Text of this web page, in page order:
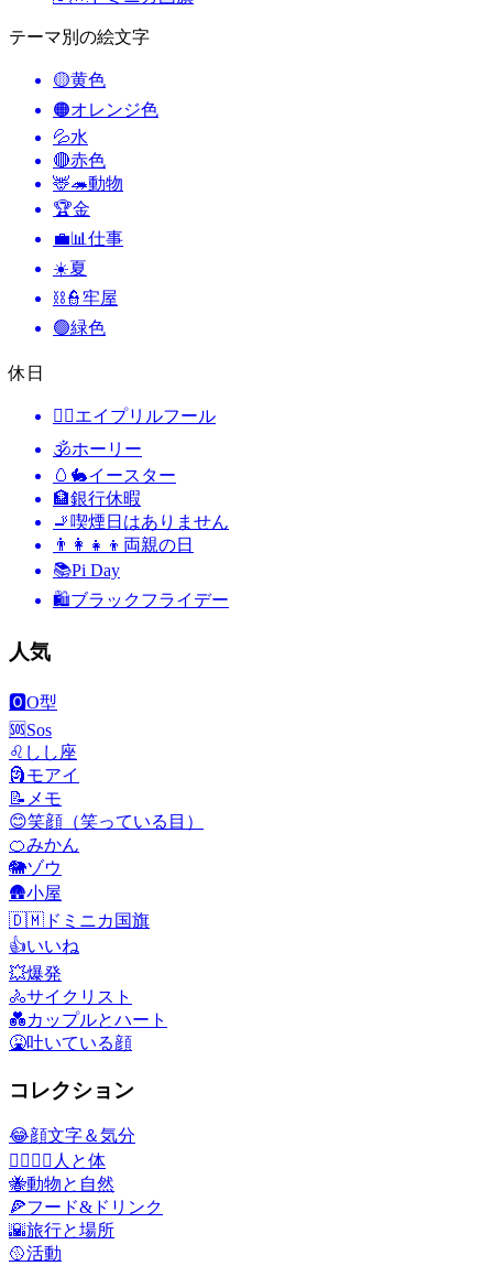
テーマ別の絵文字
🟡黄色
🟠オレンジ色
💦水
🔴赤色
🦌🦔動物
🏆金
💼📊 仕事
☀️夏
⛓️👮牢屋
🟢緑色
休日
🙆‍♂️エイプリルフール
🕉ホーリー
🥚🐇イースター
🏦銀行休暇
🚬 喫煙日はありません
👨‍👩‍👧‍👦 両親の日
📚Pi Day
🛍ブラックフライデー
人気
🅾️O型
🆘Sos
♌ しし座
🗿モアイ
📝 メモ
😊笑顔（笑っている目）
🍊みかん
🐘ゾウ
🛖小屋
🇩🇲 ドミニカ国旗
👍いいね
💥爆発
🚴サイクリスト
💑カップルとハート
🤮吐いている顔
コレクション
😂顔文字＆気分
👩‍❤️‍💋‍👨 人と体
🐝動物と自然
🍕フード&ドリンク
🌇旅行と場所
🥎活動